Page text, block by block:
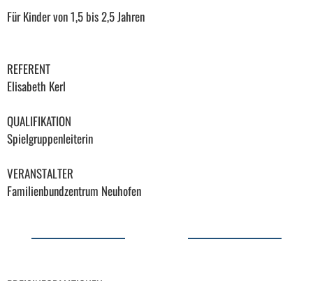
Für Kinder von 1,5 bis 2,5 Jahren
REFERENT
Elisabeth Kerl
QUALIFIKATION
Spielgruppenleiterin
VERANSTALTER
Familienbundzentrum Neuhofen